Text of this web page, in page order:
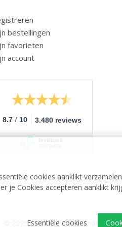
cookies aanklikt
je Cookies accepteren aanklikt
Essentiële cookies
bestellingen
favorieten
account
8.7 / 10 3.480 reviews
© 2026 - Medische vakhandel